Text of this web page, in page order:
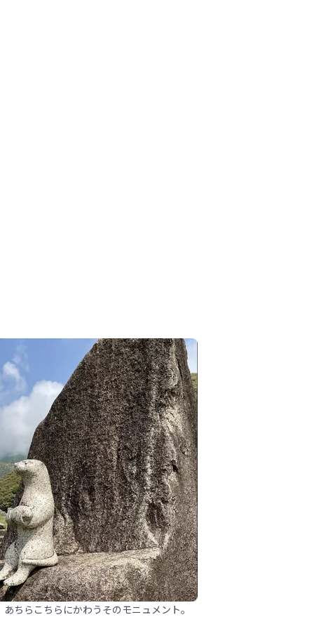
ちらこちらにかわうそのモニュメント。